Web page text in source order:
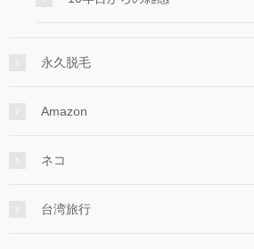
永久脱毛
Amazon
ネコ
台湾旅行